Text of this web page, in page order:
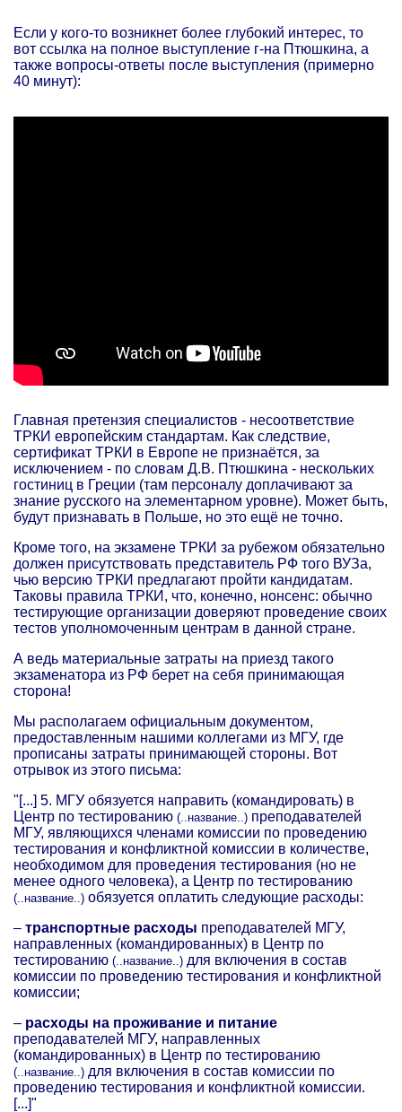
Если у кого-то возникнет более глубокий интерес, то
вот ссылка на полное выступление г-на Птюшкина, а
также вопросы-ответы после выступления (примерно
40 минут):
Главная претензия специалистов - несоответствие
ТРКИ европейским стандартам. Как следствие,
сертификат ТРКИ в Европе не признаётся, за
исключением - по словам Д.В. Птюшкина - нескольких
гостиниц в Греции (там персоналу доплачивают за
знание русского на элементарном уровне). Может быть,
будут признавать в Польше, но это ещё не точно.
Кроме того, на экзамене ТРКИ за рубежом обязательно
должен присутствовать представитель РФ того ВУЗа,
чью версию ТРКИ предлагают пройти кандидатам.
Таковы правила ТРКИ, что, конечно, нонсенс: обычно
тестирующие организации доверяют проведение своих
тестов уполномоченным центрам в данной стране.
А ведь материальные затраты на приезд такого
экзаменатора из РФ берет на себя принимающая
сторона!
Мы располагаем официальным документом,
предоставленным нашими коллегами из МГУ, где
прописаны затраты принимающей стороны. Вот
отрывок из этого письма:
"[...] 5. МГУ обязуется направить (командировать) в
Центр по тестированию (..название..) преподавателей
МГУ, являющихся членами комиссии по проведению
тестирования и конфликтной комиссии в количестве,
необходимом для проведения тестирования (но не
менее одного человека), а Центр по тестированию
(..название..) обязуется оплатить следующие расходы:
– транспортные расходы преподавателей МГУ,
направленных (командированных) в Центр по
тестированию (..название..) для включения в состав
комиссии по проведению тестирования и конфликтной
комиссии;
– расходы на проживание и питание
преподавателей МГУ, направленных
(командированных) в Центр по тестированию
(..название..) для включения в состав комиссии по
проведению тестирования и конфликтной комиссии.
[...]"